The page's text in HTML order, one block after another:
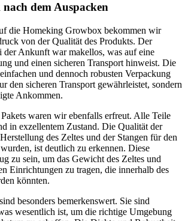
dem Auspacken
die Homeking Growbox bekommen wir
von der Qualität des Produkts. Der
der Ankunft war makellos, was auf eine
und einen sicheren Transport hinweist. Die
und dennoch robusten Verpackung
den sicheren Transport gewährleistet, sondern
Ankommen.
waren wir ebenfalls erfreut. Alle Teile
in exzellentem Zustand. Die Qualität der
des Zeltes und der Stangen für den
ist deutlich zu erkennen. Diese
zu sein, um das Gewicht des Zeltes und
Einrichtungen zu tragen, die innerhalb des
könnten.
besonders bemerkenswert. Sie sind
wesentlich ist, um die richtige Umgebung